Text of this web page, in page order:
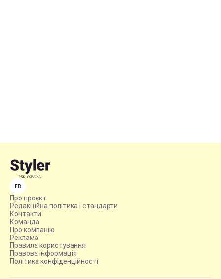
FB
Про проєкт
Редакційна політика і стандарти
Контакти
Команда
Про компанію
Реклама
Правила користування
Правова інформація
Політика конфіденційності